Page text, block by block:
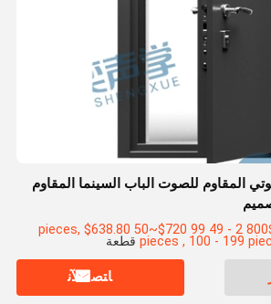
المقاوم للصوت الباب السينما المقاوم
الأسعار：$723.60~$800 2 - 49 pieces, $638.80 50~$720 99
pieces , 100 - 199
ﺎﺘﺼﻟ ﺍﻶﻧ